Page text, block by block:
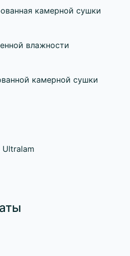
камерной сушки
влажности
камерной сушки